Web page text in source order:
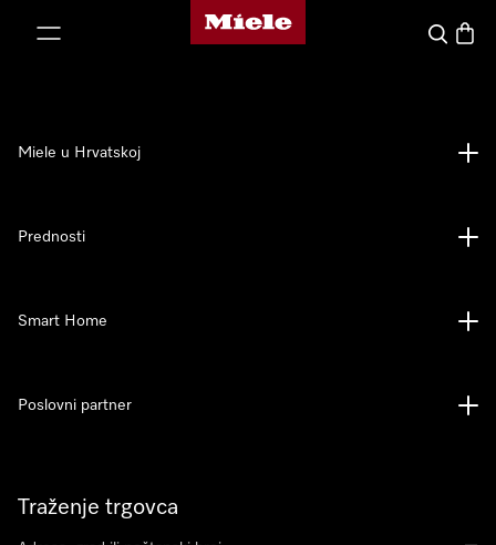
Miele početna stranica
Pretraga
Traženje trgovca
Miele u Hrvatskoj
Prednosti
Smart Home
Poslovni partner